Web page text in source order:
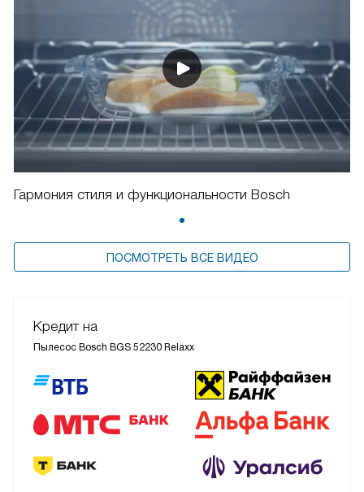
Гармония стиля и функциональности Bosch
ПОСМОТРЕТЬ ВСЕ ВИДЕО
Кредит на
Пылесос Bosch BGS 52230 Relaxx